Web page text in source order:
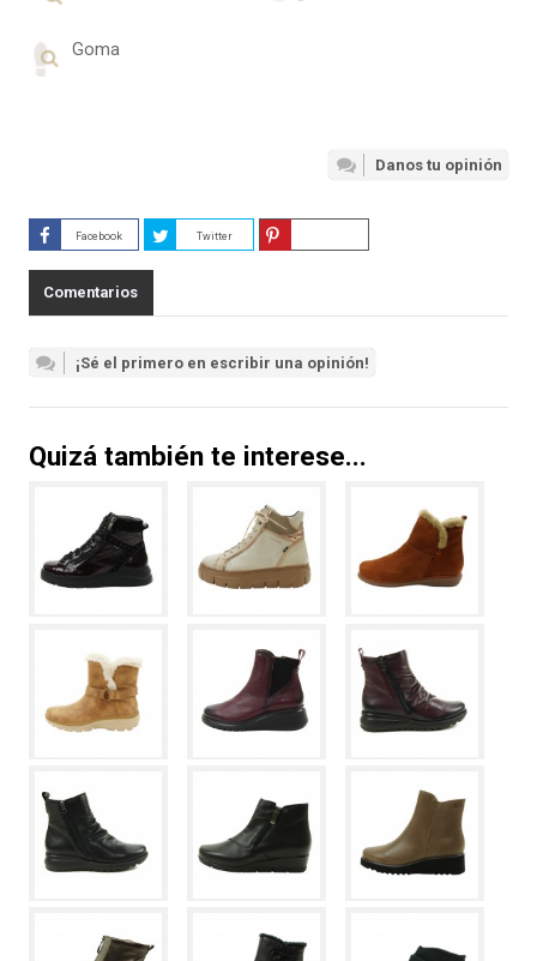
Goma
Danos tu opinión
Facebook Twitter
Comentarios
¡Sé el primero en escribir una opinión!
Quizá también te interese...